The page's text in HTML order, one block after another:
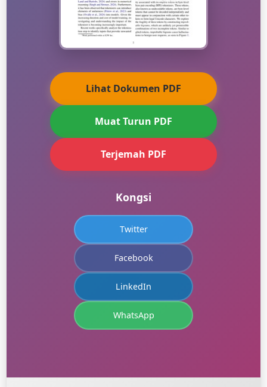
Lihat Dokumen PDF
Muat Turun PDF
Terjemah PDF
Kongsi
Twitter
Facebook
LinkedIn
WhatsApp